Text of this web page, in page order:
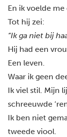
En ik voelde
Tot hij zei:
“Ik ga niet bij
Hij had een
Een leven.
Waar ik geen
Ik viel stil. Mijn
schreeuwde
Ik ben niet
tweede viool.